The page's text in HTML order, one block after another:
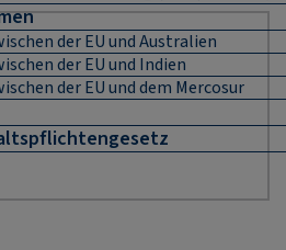
der EU und Australien
der EU und Indien
der EU und dem Mercosur